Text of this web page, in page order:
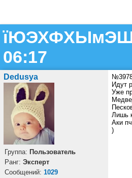
06:17
Dedusya
Группа: Пользователь
Ранг: Эксперт
Cообщений: 1029
Идут
Уже
Лишь
Аки
)